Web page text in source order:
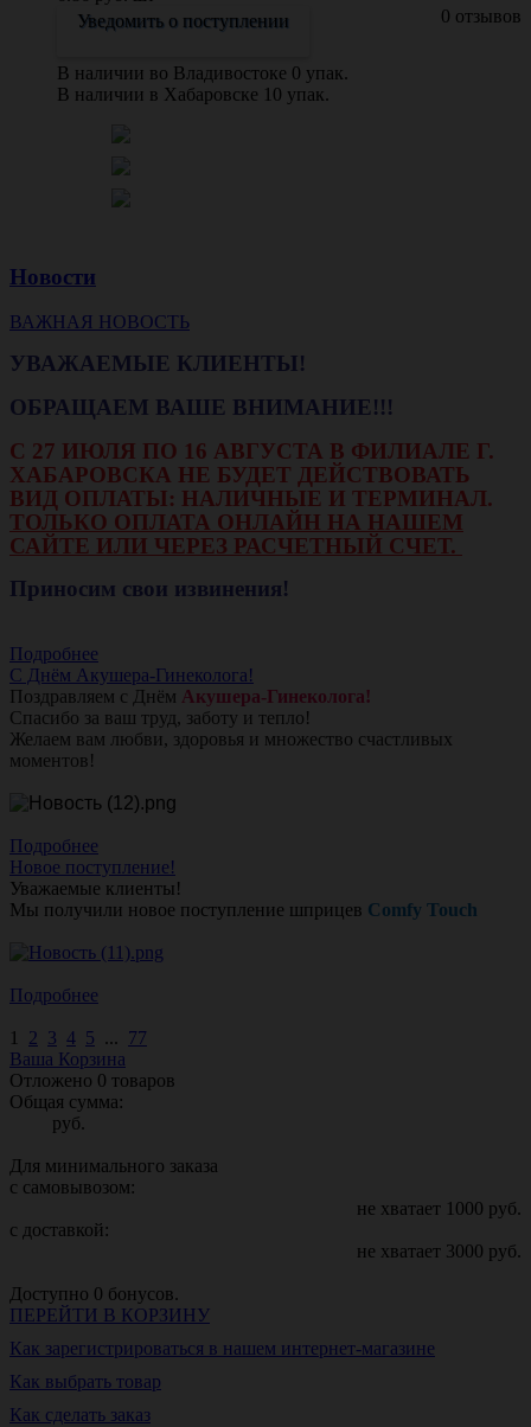
0 отзывов
Уведомить о поступлении
В наличии во Владивостоке 0 упак.
В наличии в Хабаровске 10 упак.
Новости
ВАЖНАЯ НОВОСТЬ
УВАЖАЕМЫЕ КЛИЕНТЫ!
ОБРАЩАЕМ ВАШЕ ВНИМАНИЕ!!!
С 27 ИЮЛЯ ПО 16 АВГУСТА В ФИЛИАЛЕ Г.
ХАБАРОВСКА НЕ БУДЕТ ДЕЙСТВОВАТЬ
ВИД ОПЛАТЫ: НАЛИЧНЫЕ И ТЕРМИНАЛ.
ТОЛЬКО ОПЛАТА ОНЛАЙН НА НАШЕМ
САЙТЕ ИЛИ ЧЕРЕЗ РАСЧЕТНЫЙ СЧЕТ.
Приносим свои извинения!
Подробнее
С Днём Акушера-Гинеколога!
Поздравляем с Днём Акушера-Гинеколога!
Спасибо за ваш труд, заботу и тепло!
Желаем вам любви, здоровья и множество счастливых
моментов!
Подробнее
Новое поступление!
Уважаемые клиенты!
Мы получили новое поступление шприцев Comfy Touch
Подробнее
1 2 3 4 5 ... 77
Ваша Корзина
Отложено 0 товаров
Общая сумма:
руб.
Для минимального заказа
с самовывозом:
не хватает 1000 руб.
с доставкой:
не хватает 3000 руб.
Доступно 0 бонусов.
ПЕРЕЙТИ В КОРЗИНУ
Как зарегистрироваться в нашем интернет-магазине
Как выбрать товар
Как сделать заказ